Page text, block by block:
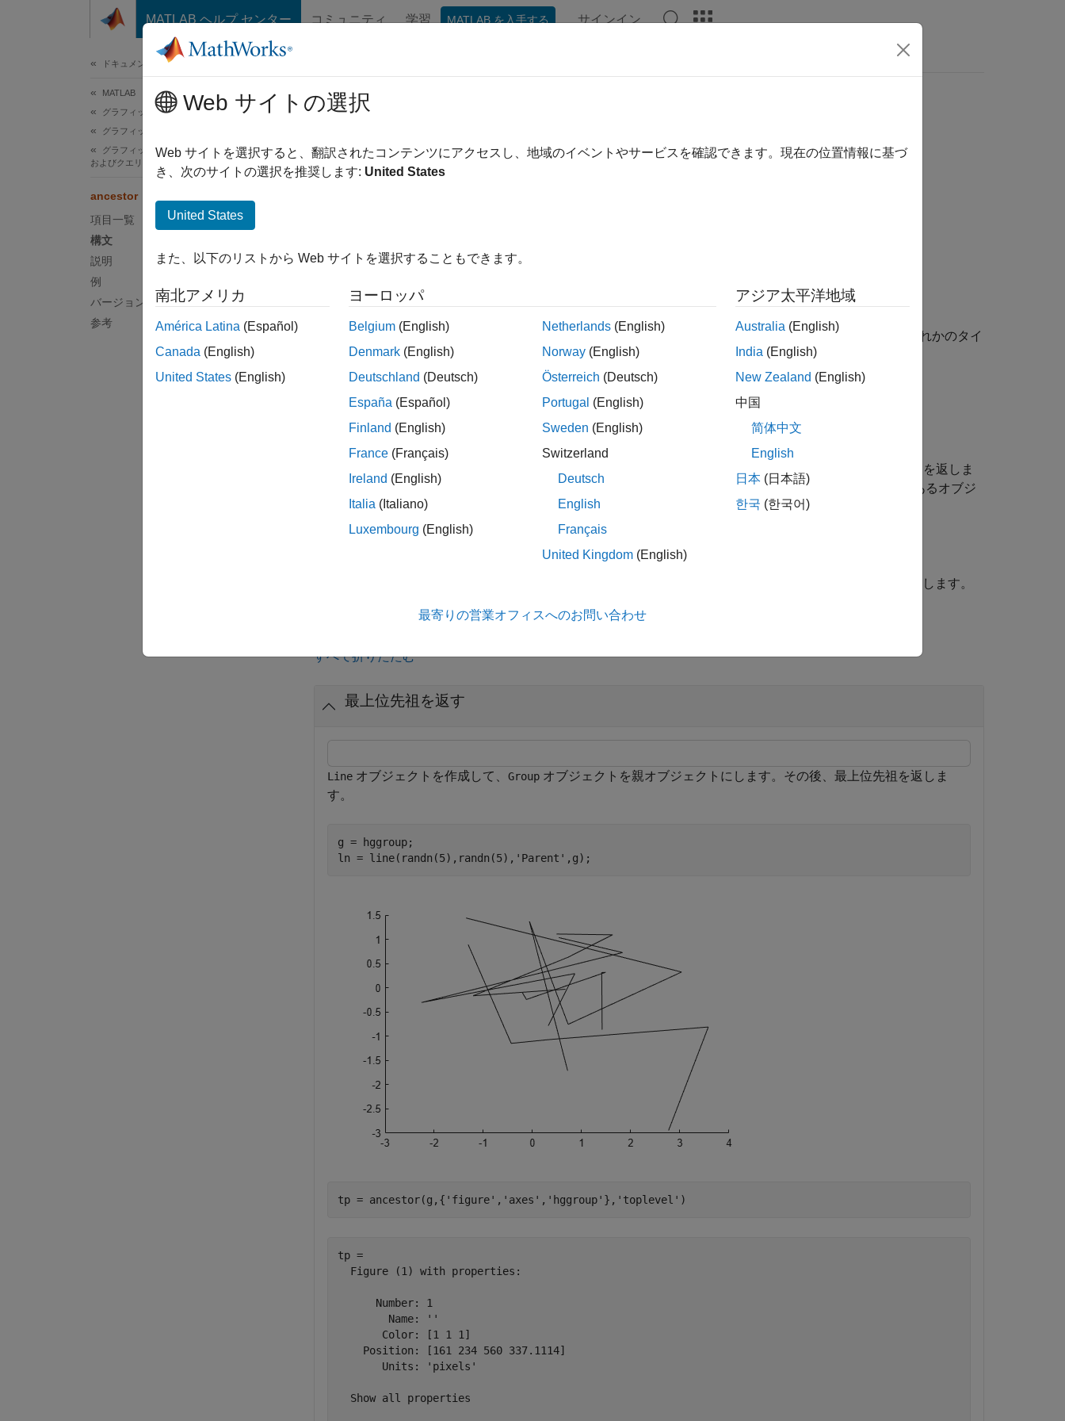
コンテンツへスキップ
MATLAB ヘルプ センター コミュニティ 学習 MATLAB を入手する サインイン
ドキュメンテーションのホーム
MATLAB
グラフィックス
グラフィックス オブジェクト
グラフィックス オブジェクトの作成、削除、
およびクエリ
ancestor
項目一覧
構文
説明
例
バージョン履歴
参考
ancestor
グラフィックス オブジェクトの上位オブジェクト
p = ancestor(h,type,'toplevel')
説明
p = ancestor(h,type) は、
で指定されているグラフィックス オブジェクトのいずれかのタイ
プである場合に、その先祖のハンドルを返します。typeは以下のいずれかです。
'figure'
複数のオブジェクトの名前を含む cell 配列。たとえば、 {'hgtransform','hggroup','axes'}
の上位オブジェクトを検出できない場合、
を返しま
が階層を検索する場合、オブジェクト自体が検索に含まれます。したがって、ハンドル
があるオブジ
ェクトがtypeにリストされているいずれかのタイプである場合、 ancestorはh オブジェクトを返します。
の最上位先祖を返します。
すべて折りたたむ
最上位先祖を返す
Line オブジェクトを作成して、 Group オブジェクトを親オブジェクトにします。その後、最上位先祖を返しま
す。
g = hggroup;
ln = line(randn(5),randn(5), 'Parent' ,g);
tp = ancestor(g,{ 'figure' , 'axes' , 'hggroup' }, 'toplevel' )
tp =
  Figure (1) with properties:
      Number: 1
        Name: ''
       Color: [1 1 1]
    Position: [161 234 560 337.1114]
       Units: 'pixels'
  Show all properties
Web サイトの選択
Web サイトを選択すると、翻訳されたコンテンツにアクセスし、地域のイベントやサービスを確認できます。現在の位置情報に基づ
き、次のサイトの選択を推奨します: United States
United States
また、以下のリストから Web サイトを選択することもできます。
南北アメリカ
América Latina (Español)
Canada (English)
United States (English)
ヨーロッパ
Belgium (English)
Denmark (English)
Deutschland (Deutsch)
España (Español)
Finland (English)
France (Français)
Ireland (English)
Italia (Italiano)
Luxembourg (English)
Netherlands (English)
Norway (English)
Österreich (Deutsch)
Portugal (English)
Sweden (English)
Switzerland
Deutsch
English
Français
United Kingdom (English)
アジア太平洋地域
Australia (English)
India (English)
New Zealand (English)
中国
简体中文
English
日本 (日本語)
한국 (한국어)
最寄りの営業オフィスへのお問い合わせ